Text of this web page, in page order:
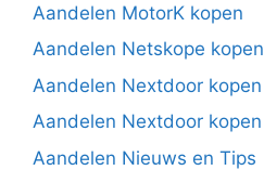
Aandelen MotorK kopen
Aandelen Netskope kopen
Aandelen Nextdoor kopen
Aandelen Nextdoor kopen
Aandelen Nieuws en Tips